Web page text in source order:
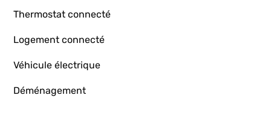
Thermostat connecté
Logement connecté
Véhicule électrique
Déménagement